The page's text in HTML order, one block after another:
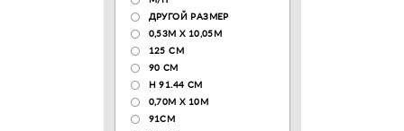
ДРУГОЙ РАЗМЕР
0,53М Х 10,05М
125 CM
90 СМ
H 91.44 CM
0,70М Х 10М
91СМ